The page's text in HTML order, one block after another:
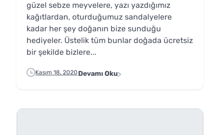
güzel sebze meyvelere, yazı yazdığımız
kağıtlardan, oturduğumuz sandalyelere
kadar her şey doğanın bize sunduğu
hediyeler. Üstelik tüm bunlar doğada ücretsiz
bir şekilde bizlere...
Kasım 18, 2020 Devamı Oku